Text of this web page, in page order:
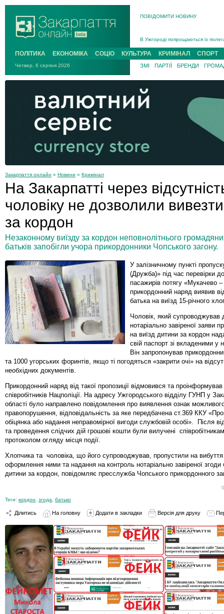
ПОВІДОМИТИ НОВИНУ
В Ужгороді попрощаються із
В Ужгороді 5 серпня
Підтвердили загибель
На війні з рф поліг військовий з
На Хустщині внаслідок ДТП за
Інструктора районного ТЦК на
ПОЛІТИКА ЕКОНОМІКА СОЦІО КУЛЬТУРА КРИМІНАЛ СПОРТ
Четвер, 6 серпня 2026 ЗМІ ПАРТІЇ БРЕНДИ
Закарпаття онлайн » Новини » Кримінал
На Закарпатті через
чоловіку не дозволили
за кордон
Незаконному виїзду за кордон неповнолітнього
батьків запобігли учора прикордонники Чопського загону.
У залізничному пункті
(Дружба)» під час перевірки
пасажирів потягу «Мукачево
прикордонний наряд виявив
батька на виїзд 15-річного
Чоловік, який супроводжував
нотаріально завіреної заяви
на виїзд дитини за кордон
свій паспорт зі вкладеними у
Він запропонував
та 1000 угорських форинтів, якщо ті погодяться «закрити очі» на
необхідних документів.
Прикордонний наряд від такої пропозиції відмовився та
співробітників Нацполіції. На адресу Ужгородського відділу ГУНП у
області було направлено повідомлення про виявлення ознак
правопорушення, відповідальність за яке передбачена ст.369 ККУ
обіцянка або надання неправомірної вигоди службовій особі». Після
та проведення слідчих дій грошові кошти були вилучені
протоколом огляду місця події.
Хлопчика та чоловіка, що його супроводжував, пропустили на вибуття
оформлення ними та надання на контроль нотаріально завіреної згоди
дитини за кордон, повідомляє пресслужба Чопського прикордонного
Теги: кордон згода батько
Ділитись На головну Додати в закладки Версія для друку